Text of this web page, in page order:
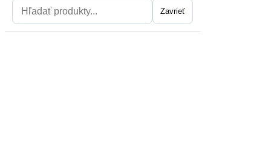
Zavrieť
Zavrieť